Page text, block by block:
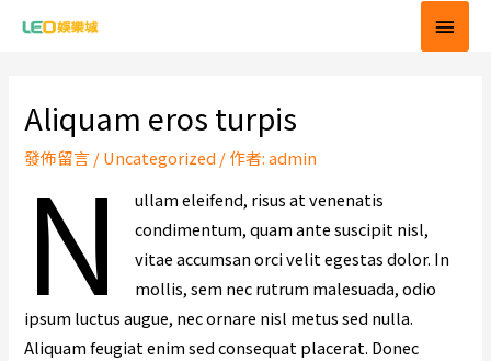
主
Aliquam eros turpis
發佈留言 /Uncategorized / 作者:admin
N
ullam eleifend, risus at venenatis
condimentum, quam ante suscipit nisl,
vitae accumsan orci velit egestas dolor. In
mollis, sem nec rutrum malesuada, odio
ipsum luctus augue, nec ornare nisl metus sed nulla.
Aliquam feugiat enim sed consequat placerat. Donec